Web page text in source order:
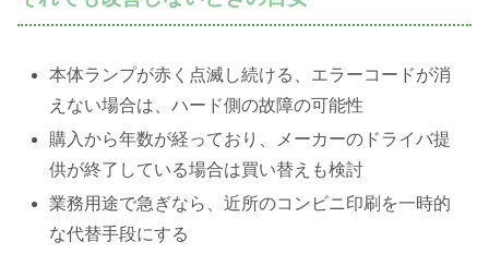
本体ランプが赤く点滅し続ける、エラーコードが消
えない場合は、ハード側の故障の可能性
購入から年数が経っており、メーカーのドライバ提
供が終了している場合は買い替えも検討
業務用途で急ぎなら、近所のコンビニ印刷を一時的
な代替手段にする